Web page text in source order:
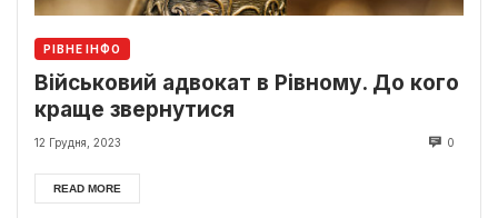
РІВНЕ ІНФО
Військовий адвокат в Рівному. До кого
краще звернутися
12 Грудня, 2023 0
READ MORE